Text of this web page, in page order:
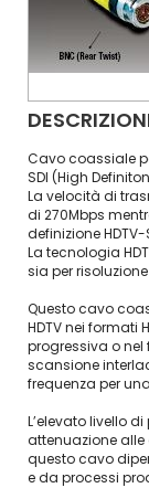
Cavo coassiale
SDI (High
La velocità di
di 270Mbps
definizione HDTV-
La tecnologia
sia per
Questo cavo
HDTV nei formati
progressiva o nel
scansione
frequenza per
L’elevato livello
attenuazione alle
questo cavo
e da processi